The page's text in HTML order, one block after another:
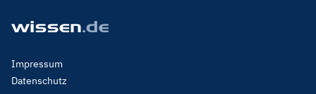
Footer
Menu
Impressum
Datenschutz